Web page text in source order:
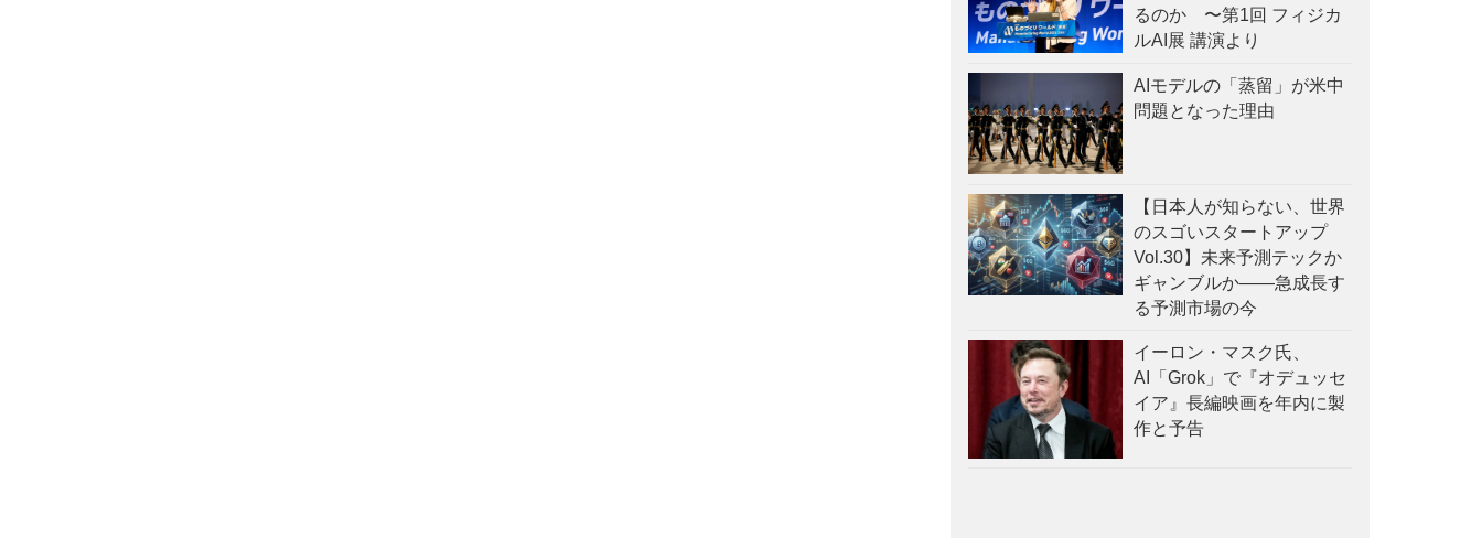
るのか 〜第1回 フィジカ
ルAI展 講演より
AIモデルの「蒸留」が米中
問題となった理由
【日本人が知らない、世界
のスゴいスタートアップ
Vol.30】未来予測テックか
ギャンブルか——急成長す
る予測市場の今
イーロン・マスク氏、
AI「Grok」で『オデュッセ
イア』長編映画を年内に製
作と予告